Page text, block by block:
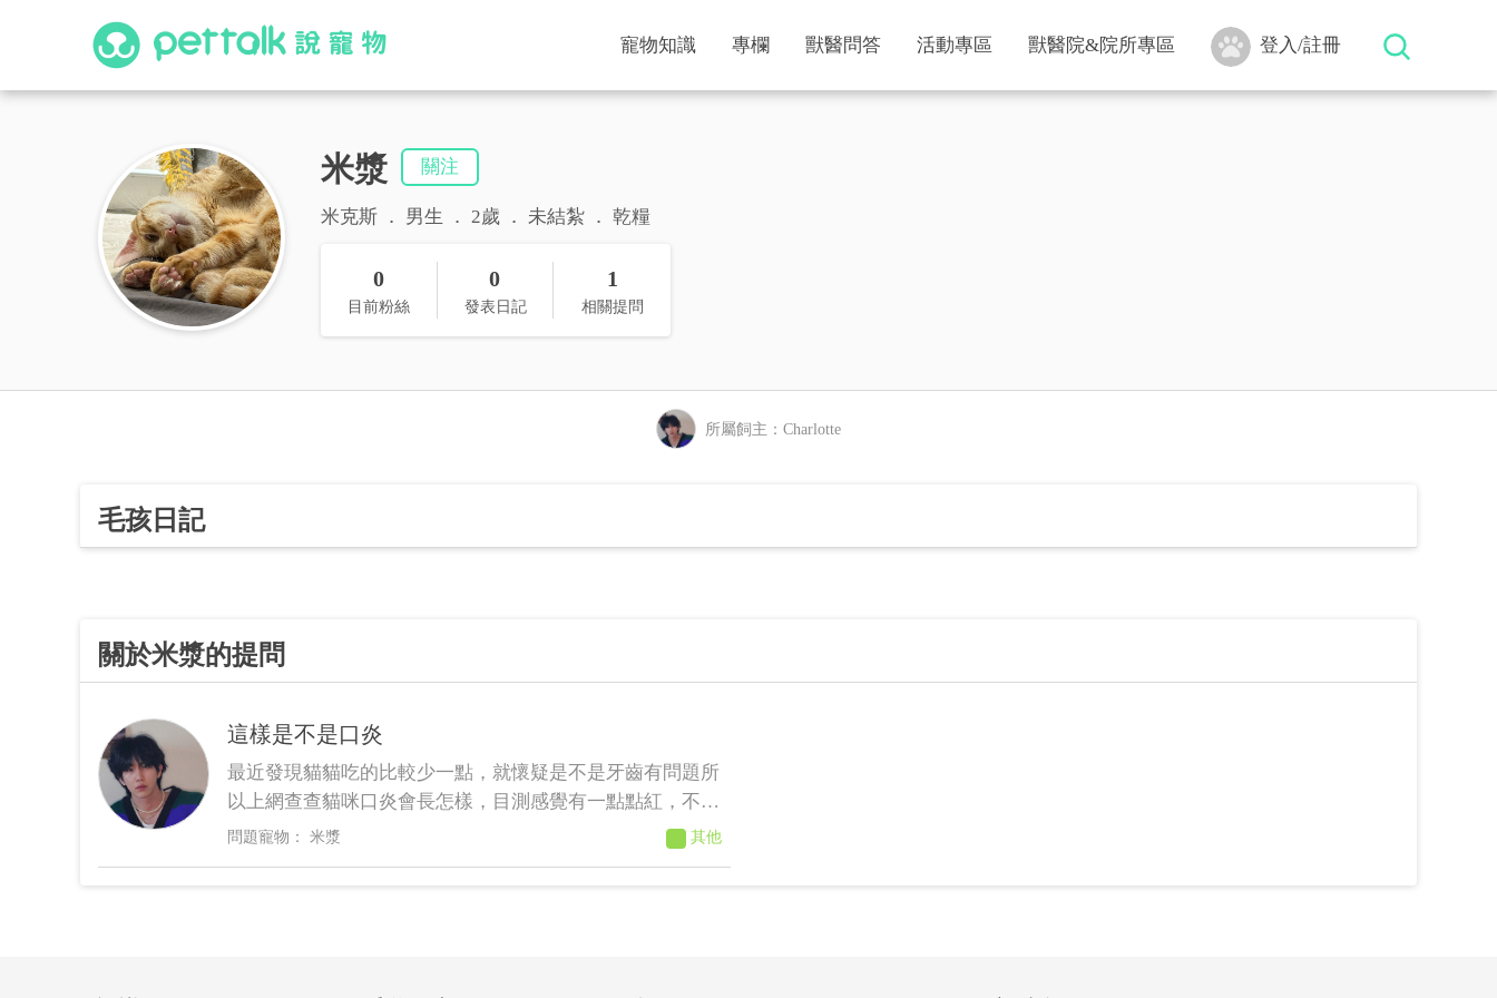
寵物知識 專欄 獸醫問答 活動專區 獸醫院&院所專區 登入/註冊
米漿 關注
米克斯 男生 2歲 未結紮 乾糧
0
目前粉絲
0
發表日記
1
相關提問
所屬飼主：Charlotte
毛孩日記
關於米漿的提問
這樣是不是口炎
最近發現貓貓吃的比較少一點，就懷疑是不是牙齒有問題所
以上網查查貓咪口炎會長怎樣，目測感覺有一點點紅，不知
道這樣是不是就是口炎，麻煩醫師解惑！謝謝！
米漿 其他